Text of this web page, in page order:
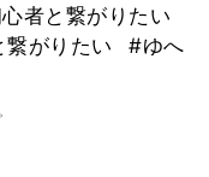
者と繋がりたい
がりたい
#ゆへ